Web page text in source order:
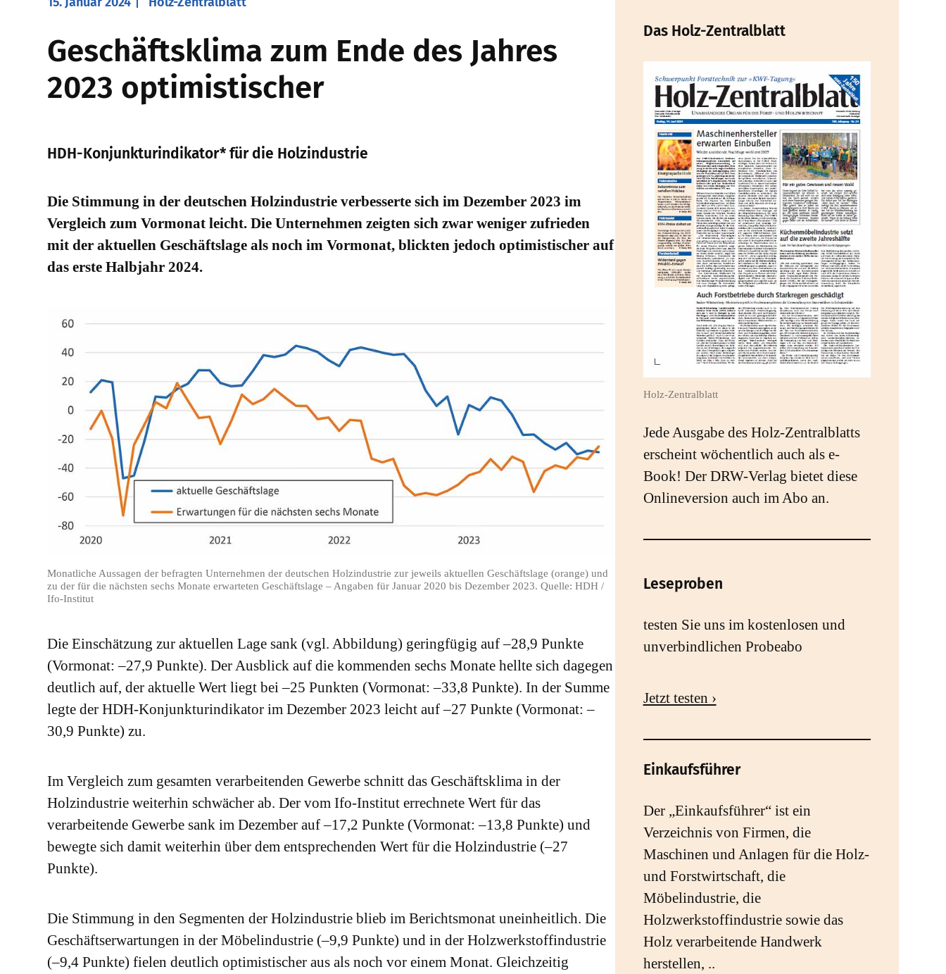
Geschäftsklima zum Ende des Jahres
2023 optimistischer
HDH-Konjunkturindikator* für die Holzindustrie
Die Stimmung in der deutschen Holzindustrie verbesserte sich im Dezember 2023 im
Vergleich zum Vormonat leicht. Die Unternehmen zeigten sich zwar weniger zufrieden
mit der aktuellen Geschäftslage als noch im Vormonat, blickten jedoch optimistischer auf
das erste Halbjahr 2024.
Monatliche Aussagen der befragten Unternehmen der deutschen Holzindustrie zur jeweils aktuellen Geschäftslage (orange) und
zu der für die nächsten sechs Monate erwarteten Geschäftslage – Angaben für Januar 2020 bis Dezember 2023. Quelle: HDH /
Ifo-Institut
Die Einschätzung zur aktuellen Lage sank (vgl. Abbildung) geringfügig auf –28,9 Punkte
(Vormonat: –27,9 Punkte). Der Ausblick auf die kommenden sechs Monate hellte sich dagegen
deutlich auf, der aktuelle Wert liegt bei –25 Punkten (Vormonat: –33,8 Punkte). In der Summe
legte der HDH-Konjunkturindikator im Dezember 2023 leicht auf –27 Punkte (Vormonat: –
30,9 Punkte) zu.
Im Vergleich zum gesamten verarbeitenden Gewerbe schnitt das Geschäftsklima in der
Holzindustrie weiterhin schwächer ab. Der vom Ifo-Institut errechnete Wert für das
verarbeitende Gewerbe sank im Dezember auf –17,2 Punkte (Vormonat: –13,8 Punkte) und
bewegte sich damit weiterhin über dem entsprechenden Wert für die Holzindustrie (–27
Punkte).
Die Stimmung in den Segmenten der Holzindustrie blieb im Berichtsmonat uneinheitlich. Die
Geschäftserwartungen in der Möbelindustrie (–9,9 Punkte) und in der Holzwerkstoffindustrie
(–9,4 Punkte) fielen deutlich optimistischer aus als noch vor einem Monat. Gleichzeitig
Das Holz-Zentralblatt
Holz-Zentralblatt
Jede Ausgabe des Holz-Zentralblatts
erscheint wöchentlich auch als e-
Book! Der DRW-Verlag bietet diese
Onlineversion auch im Abo an.
Leseproben
testen Sie uns im kostenlosen und
unverbindlichen Probeabo
Jetzt testen ›
Einkaufsführer
Der „Einkaufsführer“ ist ein
Verzeichnis von Firmen, die
Maschinen und Anlagen für die Holz-
und Forstwirtschaft, die
Möbelindustrie, die
Holzwerkstoffindustrie sowie das
Holz verarbeitende Handwerk
herstellen, ..